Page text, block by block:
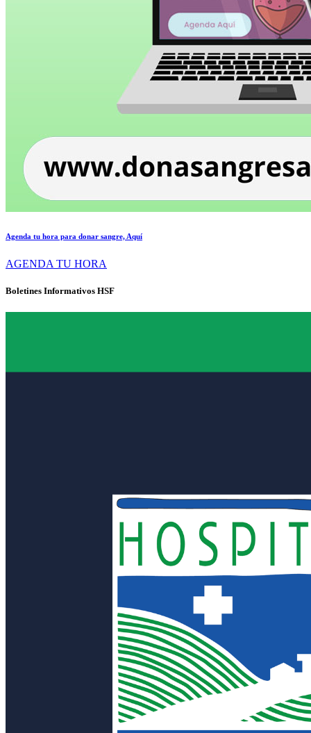
Agenda tu hora para donar sangre, Aquí
AGENDA TU HORA
Boletines Informativos HSF